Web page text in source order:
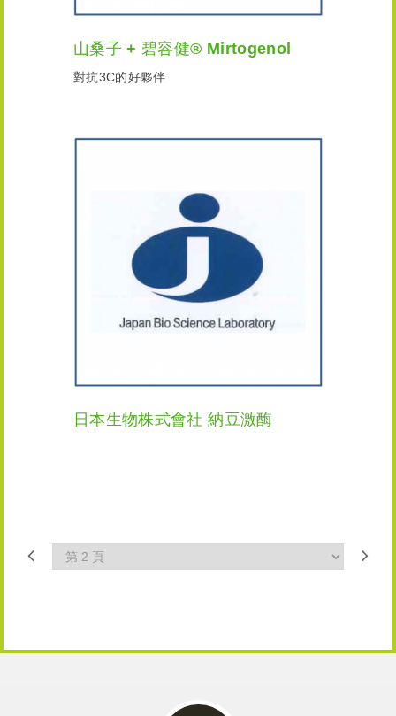
山桑子 + 碧容健® Mirtogenol
對抗3C的好夥伴
日本生物株式會社 納豆激酶